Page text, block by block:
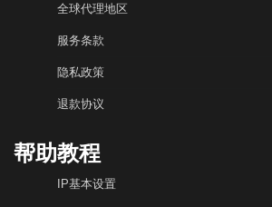
全球代理地区
服务条款
隐私政策
退款协议
帮助教程
IP基本设置